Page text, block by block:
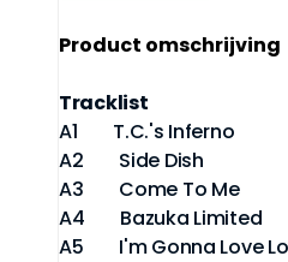
Product omschrijving
Tracklist
A1 T.C.'s Inferno
A2 Side Dish
A3 Come To Me
A4 Bazuka Limited
A5 I'm Gonna Love